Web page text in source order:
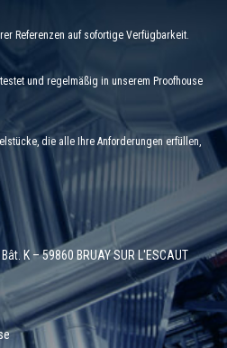
Referenzen auf sofortige Verfügbarkeit.
und regelmäßig in unserem Proofhouse
die alle Ihre Anforderungen erfüllen,
K – 59860 BRUAY SUR L'ESCAUT